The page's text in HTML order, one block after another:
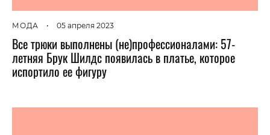
МОДА • 05 апреля 2023
Все трюки выполнены (не)профессионалами: 57-
летняя Брук Шилдс появилась в платье, которое
испортило ее фигуру